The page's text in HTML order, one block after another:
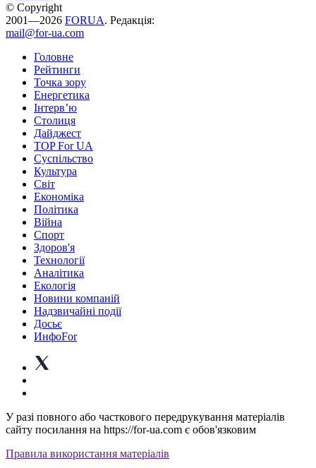
© Copyright
2001—2026 FORUA. Редакція:
mail@for-ua.com
Головне
Рейтинги
Точка зору
Енергетика
Інтерв’ю
Столиця
Дайджест
TOP For UA
Суспiльство
Культура
Світ
Економіка
Політика
Війна
Спорт
Здоров'я
Технології
Аналітика
Екологія
Новини компаній
Надзвичайні події
Досьє
ИнфоFor
У разі повного або часткового передрукування матеріалів
сайту посилання на https://for-ua.com є обов'язковим
Правила використання матеріалів